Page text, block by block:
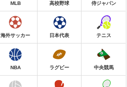
MLB 高校野球 侍ジャパン
海外サッカー 日本代表 テニス
NBA ラグビー 中央競馬